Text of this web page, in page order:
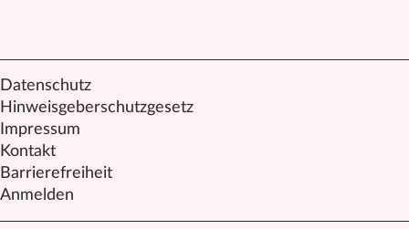
Datenschutz
Hinweisgeberschutzgesetz
Impressum
Kontakt
Barrierefreiheit
Anmelden